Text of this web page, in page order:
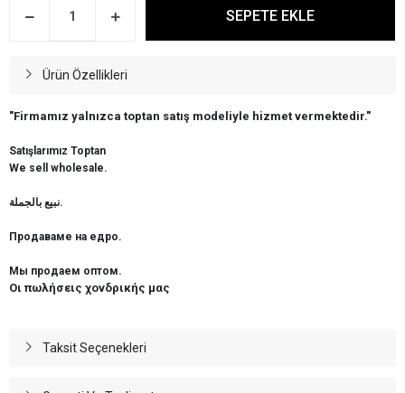
SEPETE EKLE
Ürün Özellikleri
"Firmamız yalnızca toptan satış modeliyle hizmet vermektedir."
Satışlarımız Toptan
We sell wholesale.
نبيع بالجملة.
Продаваме на едро.
Мы продаем оптом.
Οι πωλήσεις χονδρικής μας
Taksit Seçenekleri